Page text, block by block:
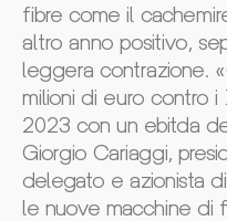
fibre come il
altro anno positivo,
leggera contrazione.
milioni di euro contro i
2023 con un ebitda
Giorgio Cariaggi,
delegato e azionista
le nuove macchine di